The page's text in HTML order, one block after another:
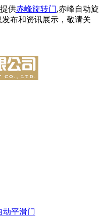
供赤峰旋转门,赤峰自动旋
布和资讯展示，敬请关
动平滑门